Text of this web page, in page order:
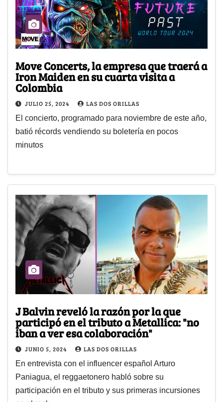
Move Concerts, la empresa que traerá a
Iron Maiden en su cuarta visita a
Colombia
JULIO 25, 2024 LAS DOS ORILLAS
El concierto, programado para noviembre de este año,
batió récords vendiendo su boletería en pocos
minutos
J Balvin reveló la razón por la que
participó en el tributo a Metallica: "no
iban a ver esa colaboración"
JUNIO 5, 2024 LAS DOS ORILLAS
En entrevista con el influencer español Arturo
Paniagua, el reggaetonero habló sobre su
participación en el tributo y sus primeras incursiones